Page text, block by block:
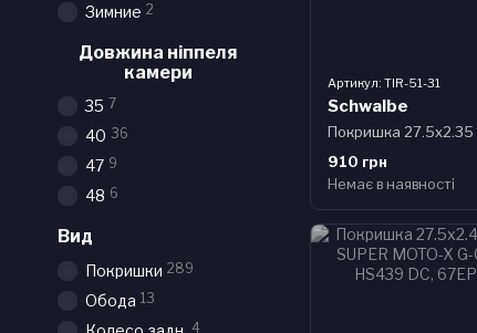
Артикул: TIR-51-31
Schwalbe
910 грн
Немає в наявності
Зимние 2
Довжина ніппеля
камери
35 7
40 36
47 9
48 6
Вид
Покришки 289
Обода 13
4